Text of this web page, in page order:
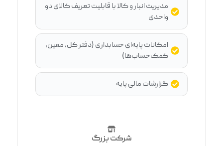
شرکت بزرگ
مدیریت انبار و کالا با قابلیت تعریف کالای دو
واحدی
امکانات پایه‌ای حسابداری (دفتر کل، معین،
کمک‌حساب‌ها)
گزارشات مالی پایه